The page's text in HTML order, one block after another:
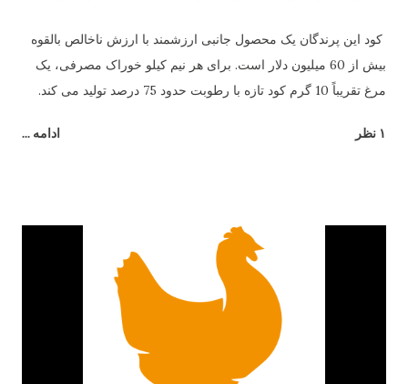
کود این پرندگان یک محصول جانبی ارزشمند با ارزش ناخالص بالقوه
بیش از 60 میلیون دلار است. برای هر نیم کیلو خوراک مصرفی، یک
مرغ تقریباً 10 گرم کود تازه با رطوبت حدود 75 درصد تولید می کند.
۱ نظر ادامه ...